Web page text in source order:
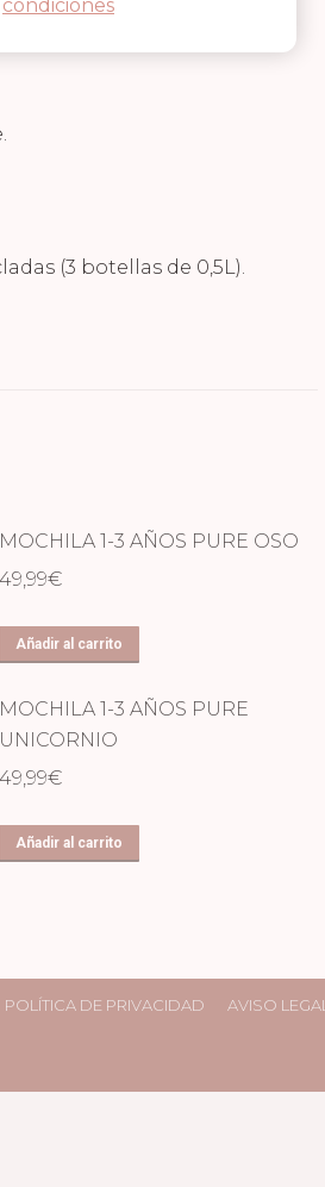
(3 botellas de 0,5L).
MOCHILA 1-3 AÑOS PURE OSO
49,99€
Añadir al carrito
MOCHILA 1-3 AÑOS PURE
UNICORNIO
49,99€
Añadir al carrito
POLÍTICA DE PRIVACIDAD AVISO LEGAL
condiciones